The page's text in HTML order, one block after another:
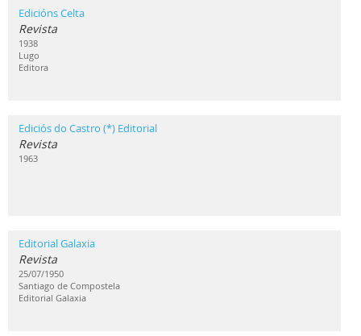
Edicións Celta
Revista
1938
Lugo
Editora
Ediciós do Castro (*) Editorial
Revista
1963
Editorial Galaxia
Revista
25/07/1950
Santiago de Compostela
Editorial Galaxia